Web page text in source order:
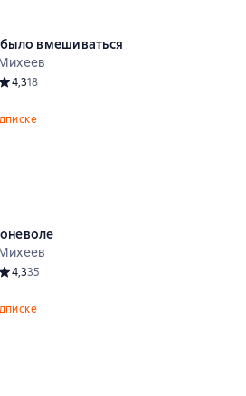
вмешиваться
Средний рейтинг 4,3 на основе 18 оценок
4,318
Средний рейтинг 4,3 на основе 35 оценок
4,335